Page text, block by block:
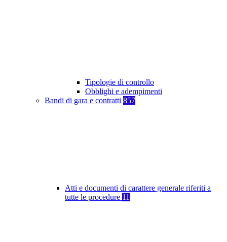
Tipologie di controllo
Obblighi e adempimenti
Bandi di gara e contratti 857
Atti e documenti di carattere generale riferiti a
tutte le procedure 11